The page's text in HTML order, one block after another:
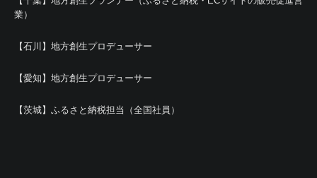
業）
【石川】地方創生プロデューサー
【愛知】地方創生プロデューサー
【茨城】ふるさと納税担当（全国社員）